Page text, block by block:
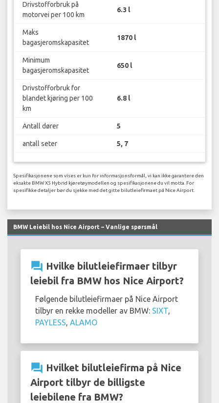
Drivstofforbruk på
motorvei per 100 km
6.3 l
Maks
bagasjeromskapasitet
1870 l
Minimum
bagasjeromskapasitet
650 l
Drivstofforbruk for
blandet kjøring per 100
km
6.8 l
Antall dører 5
antall seter 5, 7
Spesifikasjonene som vises er kun for informasjonsformål, vi kan ikke garantere den
eksakte BMW X5 Hybrid kjøretøymodellen og spesifikasjonene du vil motta. For
spesifikke detaljer bør du sjekke med det gitte bilutleiefirmaet på Nice Airport.
BMW Leiebil hos Nice Airport – Vanlige spørsmål
question_answer Hvilke bilutleiefirmaer tilbyr
leiebil fra BMW hos Nice Airport?
Følgende bilutleiefirmaer på Nice Airport
tilbyr en rekke modeller av BMW: SIXT
PAYLESS ALAMO
question_answer Hvilket bilutleiefirma på Nice
Airport tilbyr de billigste
leiebilene fra BMW?